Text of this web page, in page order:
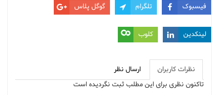
فیسبوک تلگرام گوگل پلاس
لینکدین کلوب
نظرات کاربران
ارسال نظر
تاکنون نظری برای این مطلب ثبت نگردیده است